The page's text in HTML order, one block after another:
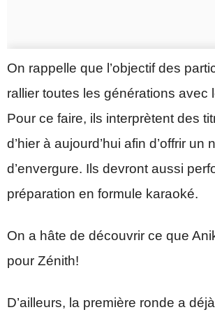
On rappelle que l’objectif des
rallier toutes les générations avec
Pour ce faire, ils interprètent des
d’hier à aujourd’hui afin d’offrir un
d’envergure. Ils devront aussi
préparation en formule karaoké.
On a hâte de découvrir ce que
pour Zénith!
D’ailleurs, la première ronde a